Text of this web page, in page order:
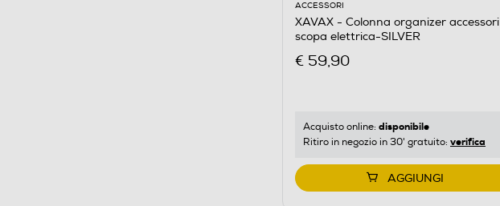
ACCESSORI
XAVAX - Colonna organizer accessori
scopa elettrica-SILVER
€ 59,90
Acquisto online: disponibile
Ritiro in negozio in 30' gratuito: verifica
AGGIUNGI